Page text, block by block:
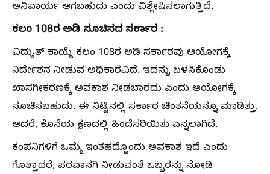
ಅನಿವಾರ್ಯ ಆಗಬಹುದು ಎಂದು ವಿಶ್ಲೇಷಿಸಲಾಗುತ್ತಿದೆ.
ಕಲಂ 108ರ ಅಡಿ ಸೂಚಿಸದ ಸರ್ಕಾರ :
ವಿದ್ಯುತ್‌ ಕಾಯ್ದೆ ಕಲಂ 108ರ ಅಡಿ ಸರ್ಕಾರವು ಆಯೋಗಕ್ಕೆ
ನಿರ್ದೇಶನ ನೀಡುವ ಅಧಿಕಾರವಿದೆ. ಇದನ್ನು ಬಳಸಿಕೊಂಡು
ಖಾಸಗೀಕರಣಕ್ಕೆ ಅವಕಾಶ ನೀಡಬಾರದು ಎಂದು ಆಯೋಗಕ್ಕೆ
ಸೂಚಿಸಬಹುದು. ಈ ನಿಟ್ಟಿನಲ್ಲಿ ಸರ್ಕಾರ ಚಿಂತನೆಯನ್ನೂ ಮಾಡಿತ್ತು.
ಆದರೆ, ಕೊನೆಯ ಕ್ಷಣದಲ್ಲಿ ಹಿಂದೆಸರಿಯಿತು ಎನ್ನಲಾಗಿದೆ.
ಕಂಪನಿಗಳಿಗೆ ಒಮ್ಮೆ ಇಂತಹದ್ದೊಂದು ಅವಕಾಶ ಇದೆ ಎಂದು
ಗೊತ್ತಾದರೆ, ಪರವಾನಗಿ ನೀಡುವಂತೆ ಒಬ್ಬರನ್ನು ನೋಡಿ